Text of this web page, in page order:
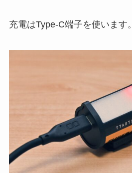
充電はType-C端子を使います。